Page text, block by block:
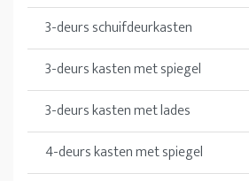
3-deurs schuifdeurkasten
3-deurs kasten met spiegel
3-deurs kasten met lades
4-deurs kasten met spiegel